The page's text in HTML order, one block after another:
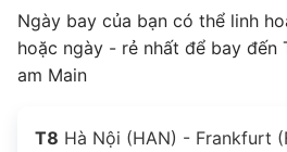
Ngày bay của bạn có thể linh
hoặc ngày - rẻ nhất để bay đến
am Main
T8 Hà Nội (HAN) - Frankfurt